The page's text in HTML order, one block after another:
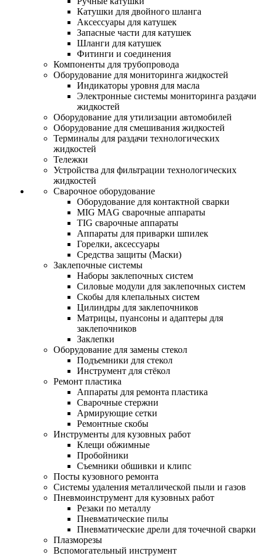
Катушки для двойного шланга
Аксессуары для катушек
Запасные части для катушек
Шланги для катушек
Фитинги и соединения
Компоненты для трубопровода
Оборудование для мониторинга жидкостей
Индикаторы уровня для масла
Электронные системы мониторинга раздачи
жидкостей
Оборудование для утилизации автомобилей
Оборудование для смешивания жидкостей
Терминалы для раздачи технологических
жидкостей
Тележки
Устройства для фильтрации технологических
жидкостей
Сварочное оборудование
Оборудование для контактной сварки
MIG MAG сварочные аппараты
TIG сварочные аппараты
Аппараты для приварки шпилек
Горелки, аксессуары
Средства защиты (Маски)
Заклепочные системы
Наборы заклепочных систем
Силовые модули для заклепочных систем
Скобы для клепальных систем
Цилиндры для заклепочников
Матрицы, пуансоны и адаптеры для
заклепочников
Заклепки
Оборудование для замены стекол
Подъемники для стекол
Инструмент для стёкол
Ремонт пластика
Аппараты для ремонта пластика
Сварочные стержни
Армирующие сетки
Ремонтные скобы
Инструменты для кузовных работ
Клещи обжимные
Пробойники
Съемники обшивки и клипс
Посты кузовного ремонта
Системы удаления металлической пыли и газов
Пневмоинструмент для кузовных работ
Резаки по металлу
Пневматические пилы
Пневматические дрели для точечной сварки
Плазморезы
Вспомогательный инструмент